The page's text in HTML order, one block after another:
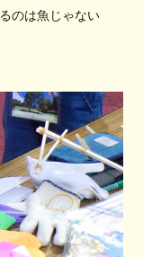
のは魚じゃない